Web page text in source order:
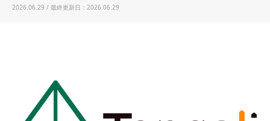
2026.06.29 / 最終更新日：2026.06.29